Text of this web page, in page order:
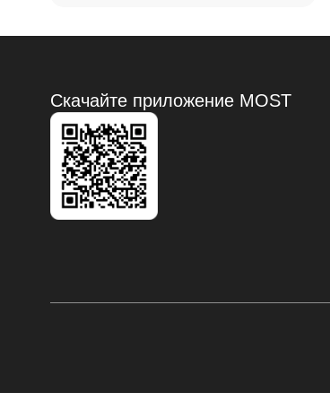
Скачайте приложение MOST